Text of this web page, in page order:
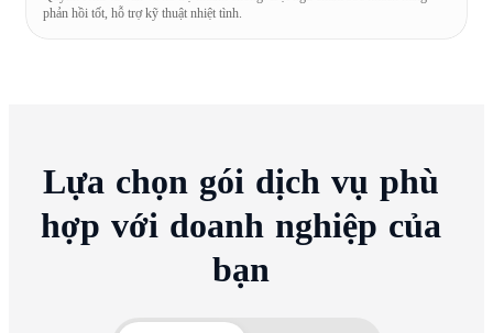
phản hồi tốt, hỗ trợ kỹ thuật nhiệt tình.
Lựa chọn gói dịch vụ phù
hợp với doanh nghiệp của
bạn